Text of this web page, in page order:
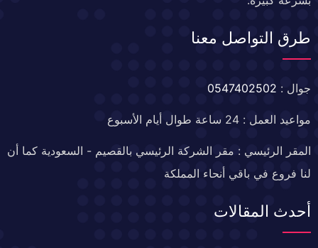
طرق التواصل معنا
جوال : 0547402502
مواعيد العمل : 24 ساعة طوال أيام الأسبوع
المقر الرئيسي : مقر الشركة الرئيسي بالقصيم - السعودية كما أن
لنا فروع في باقي أنحاء المملكة
أحدث المقالات